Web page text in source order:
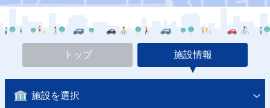
トップ 施設情報
施設を選択